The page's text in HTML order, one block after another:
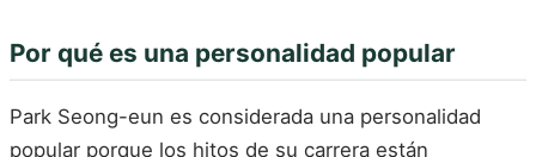
Por qué es una personalidad popular
Park Seong-eun es considerada una personalidad
popular porque los hitos de su carrera están